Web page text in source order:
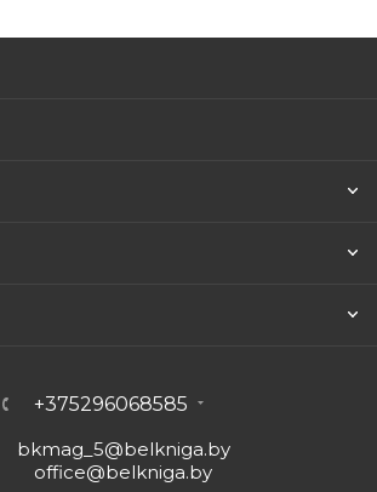
+375296068585
bkmag_5@belkniga.by
office@belkniga.by